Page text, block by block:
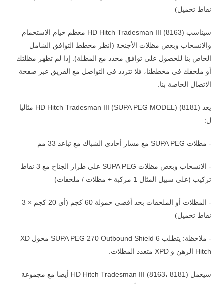
نقاط تحميل)
سيناسب HD Hitch Tradesman III (8163) معظم خيام الاستحمام
والانسحاب وبعض مظلات الأجنحة (انظر مخطط التوافق الشامل
الخاص بنا للحصول على توافق محدد مع المظلة). إذا لم تظهر مظلتك
أو ملحقك في مخططنا، فلا تتردد في التواصل مع الفريق عبر صفحة
الاتصال الخاصة بنا.
يعد HD Hitch Tradesman III (SUPA PEG MODEL) (8181) مثاليا
ل:
- مظلات SUPA PEG مع مسار أحادي الشباك مع تباعد 33 مم
- الانسحاب وبعض مظلات SUPA PEG على طراز الجناح مع 3 نقاط
تركيب (على سبيل المثال 1 مركبة + مظلات / ملحقات)
- المظلات أو الملحقات بحد أقصى حمولة 60 كجم (أي 20 كجم × 3
نقاط تحميل)
- ملاحظة: يتطلب SUPA PEG 270 Outbound Shield 6 محول XD
Hitch الرهن و XPD متعدد المظلات.
سيعمل HD Hitch Tradesman III (8163، 8181) أيضا مع مجموعة